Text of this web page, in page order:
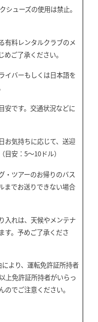
シューズの使用は禁止。
有料レンタルクラブのメ
ご了承ください。
イバーもしくは日本語を
安です。交通状況などに
お気持ちに応じて、送迎
目安： 5〜10 ドル）
・ツアーのお帰りのバス
までお送りできない場合
入れは、天候やメンテナ
す。予めご了承くださ
より、運転免許証所持者
上免許証所持者がいらっ
のでご注意ください。